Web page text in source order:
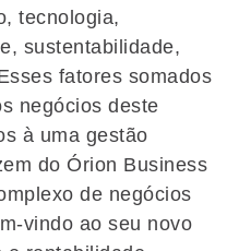
tecnologia,
sustentabilidade,
fatores somados
negócios deste
à uma gestão
do Órion Business
de negócios
vindo ao seu novo